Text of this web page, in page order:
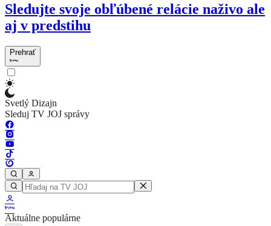
Sledujte svoje obľúbené relácie naživo ale
aj v predstihu
Prehrať
Svetlý Dizajn
Sleduj TV JOJ správy
Aktuálne populárne